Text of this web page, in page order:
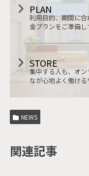
PLAN
利用目的、期間に
金プランをご準備し
STORE
集中する人も、オ
なが心地よく働ける
NEWS
関連記事